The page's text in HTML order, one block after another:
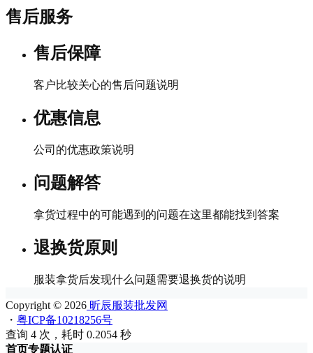
售后服务
售后保障
客户比较关心的售后问题说明
优惠信息
公司的优惠政策说明
问题解答
拿货过程中的可能遇到的问题在这里都能找到答案
退换货原则
服装拿货后发现什么问题需要退换货的说明
Copyright © 2026 昕辰服装批发网
・ 粤ICP备10218256号
查询 4 次，耗时 0.2054 秒
首页专题认证